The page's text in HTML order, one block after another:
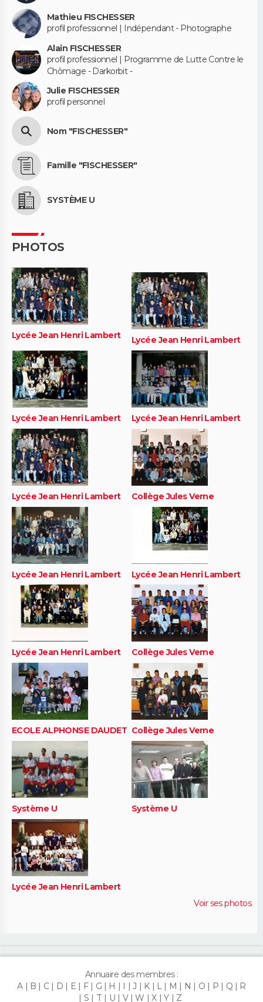
Mathieu FISCHESSER
profil professionnel | Indépendant - Photographe
Alain FISCHESSER
profil professionnel | Programme de Lutte Contre le
Chômage - Darkorbit -
Julie FISCHESSER
profil personnel
Nom "FISCHESSER"
Famille "FISCHESSER"
SYSTÈME U
PHOTOS
Lycée Jean Henri Lambert Lycée Jean Henri Lambert
Lycée Jean Henri Lambert Lycée Jean Henri Lambert
Lycée Jean Henri Lambert Collège Jules Verne
Lycée Jean Henri Lambert Lycée Jean Henri Lambert
Lycée Jean Henri Lambert Collège Jules Verne
ECOLE ALPHONSE DAUDET Collège Jules Verne
Système U Système U
Lycée Jean Henri Lambert
Voir ses photos
Annuaire des membres :
A
B C D E F G H I J K L M N O P Q
R
S
T U V W X Y Z